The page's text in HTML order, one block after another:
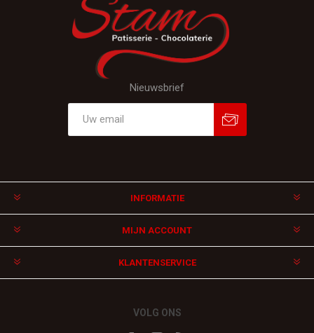
Nieuwsbrief
INFORMATIE
MIJN ACCOUNT
KLANTENSERVICE
VOLG ONS